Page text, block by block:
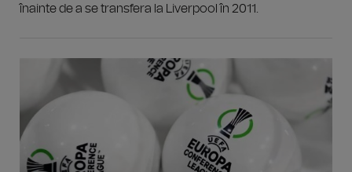
înainte de a se transfera la Liverpool în 2011.